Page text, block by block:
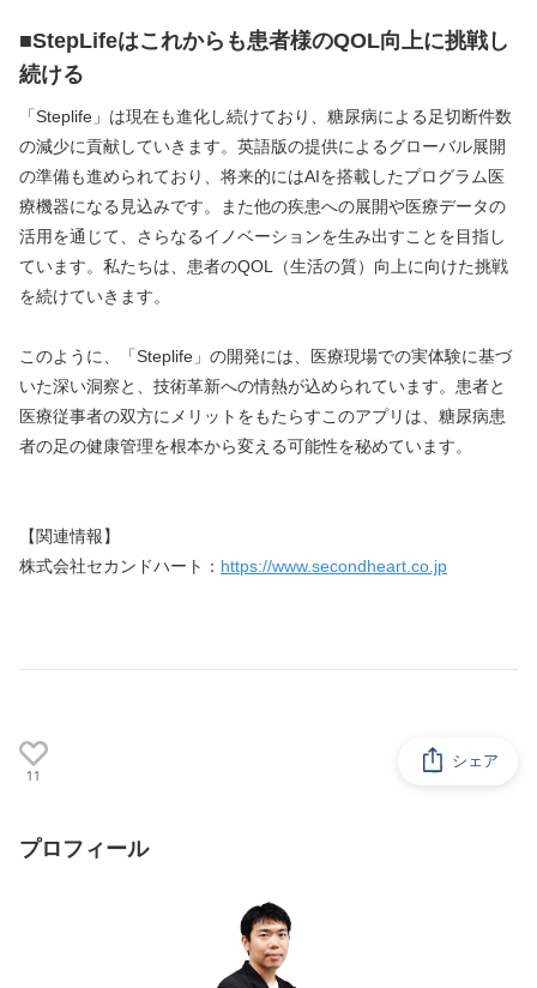
■StepLifeはこれからも患者様のQOL向上に挑戦し
続ける
「Steplife」は現在も進化し続けており、糖尿病による足切断件数
の減少に貢献していきます。英語版の提供によるグローバル展開
の準備も進められており、将来的にはAIを搭載したプログラム医
療機器になる見込みです。また他の疾患への展開や医療データの
活用を通じて、さらなるイノベーションを生み出すことを目指し
ています。私たちは、患者のQOL（生活の質）向上に向けた挑戦
を続けていきます。
このように、「Steplife」の開発には、医療現場での実体験に基づ
いた深い洞察と、技術革新への情熱が込められています。患者と
医療従事者の双方にメリットをもたらすこのアプリは、糖尿病患
者の足の健康管理を根本から変える可能性を秘めています。
【関連情報】
株式会社セカンドハート： https://www.secondheart.co.jp
11
シェア
プロフィール